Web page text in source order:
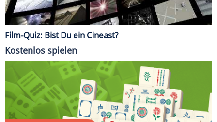
Film-Quiz: Bist Du ein Cineast?
Kostenlos spielen